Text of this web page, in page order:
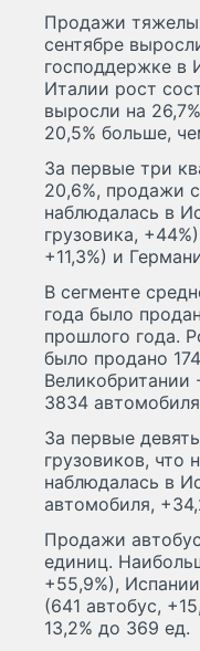
Продажи
сентябре
господдержке в
Италии рост
выросли на
20,5% больше,
За первые три
20,6%, продажи
наблюдалась в
грузовика,
+11,3%) и
В сегменте
года было
прошлого года.
было продано
Великобритании
3834
За первые
грузовиков, что
наблюдалась в
автомобиля,
Продажи
единиц.
+55,9%),
(641 автобус,
13,2% до 369 ед.